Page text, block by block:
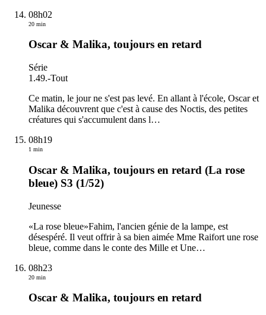
08h02
20 min
Oscar & Malika, toujours en retard
Série
1.49.-Tout
Ce matin, le jour ne s'est pas levé. En allant à l'école, Oscar et
Malika découvrent que c'est à cause des Noctis, des petites
créatures qui s'accumulent dans l…
08h19
1 min
Oscar & Malika, toujours en retard (La rose
bleue) S3 (1/52)
Jeunesse
«La rose bleue»Fahim, l'ancien génie de la lampe, est
désespéré. Il veut offrir à sa bien aimée Mme Raifort une rose
bleue, comme dans le conte des Mille et Une…
08h23
20 min
Oscar & Malika, toujours en retard